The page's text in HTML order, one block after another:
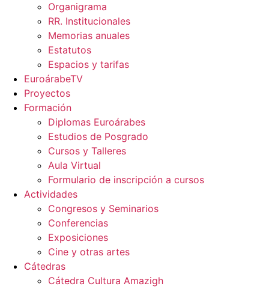
Organigrama
RR. Institucionales
Memorias anuales
Estatutos
Espacios y tarifas
EuroárabeTV
Proyectos
Formación
Diplomas Euroárabes
Estudios de Posgrado
Cursos y Talleres
Aula Virtual
Formulario de inscripción a cursos
Actividades
Congresos y Seminarios
Conferencias
Exposiciones
Cine y otras artes
Cátedras
Cátedra Cultura Amazigh